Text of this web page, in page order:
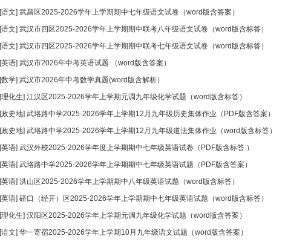
[语文] 武昌区2025-2026学年上学期期中七年级语文试卷（word版含答案）
[语文] 武汉市四区2025-2026学年上学期期中联考八年级语文试卷（word版含标答）
[语文] 武汉市四区2025-2026学年上学期期中联考七年级语文试卷（word版含标答）
[英语] 武汉市2026年中考英语试题 （word版含答案）
[数学] 武汉市2026年中考数学真题(word版含解析）
[理化生] 江汉区2025-2026学年上学期元调九年级化学试题（word版含标答）
[政史地] 武珞路中学2025-2026学年上学期12月九年级历史集体作业（PDF版含答案）
[政史地] 武珞路中学2025-2026学年上学期12月九年级道法集体作业（word版含标答）
[英语] 武汉外校2025-2026学年度上学期期中七年级英语试卷（PDF版含标答 ）
[英语] 武珞路中学2025-2026学年上学期期中七年级英语试题（PDF版含答案）
[英语] 洪山区2025-2026学年上学期期中八年级英语试题（word版含标答）
[英语] 硚口（经开）区2025-2026学年上学期期中七年级英语试题（word版含标答）
[理化生] 汉阳区2025-2026学年上学期元调九年级化学试题（word版含答案）
[语文] 华一寄宿2025-2026学年上学期10月九年级语文试题（word版含答案）